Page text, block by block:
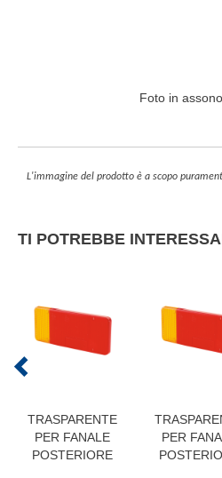
Foto in
L'immagine del prodotto è a scopo
TI POTREBBE
TRASPARENTE
PER FANALE
POSTERIORE
PER